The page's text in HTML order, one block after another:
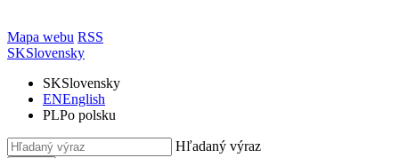
Mapa webu RSS
SKSlovensky
SKSlovensky
ENEnglish
PLPo polsku
Hľadaný výraz